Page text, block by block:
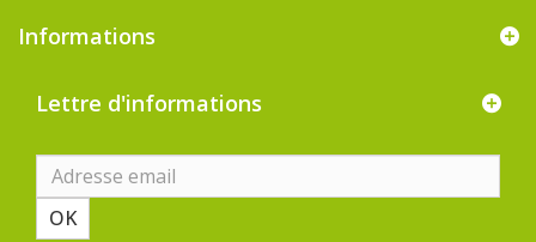
Informations
Lettre d'informations
OK